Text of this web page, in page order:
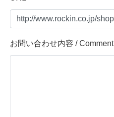
お問い合わせ内容 / Comment